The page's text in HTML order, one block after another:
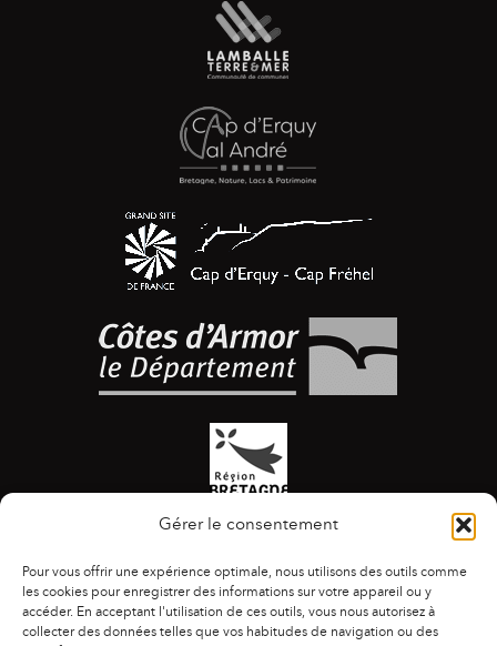
Gérer le consentement
Pour vous offrir une expérience optimale, nous utilisons des outils comme
les cookies pour enregistrer des informations sur votre appareil ou y
accéder. En acceptant l'utilisation de ces outils, vous nous autorisez à
collecter des données telles que vos habitudes de navigation ou des